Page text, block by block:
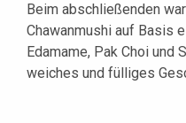
Beim abschließenden
Chawanmushi auf Basis
Edamame, Pak Choi und
weiches und fülliges